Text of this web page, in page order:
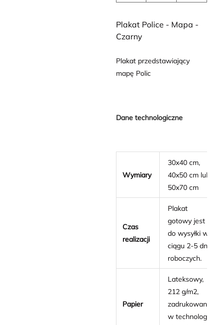
Plakat Police - Mapa -
Czarny
Plakat przedstawiający
mapę Polic
Dane technologiczne
Wymiary
30x40 cm,
40x50 cm lub
50x70 cm
Czas
realizacji
Plakat
gotowy jest
do wysyłki w
ciągu 2-5 dni
roboczych.
Papier
Lateksowy,
212 g/m2,
zadrukowany
w technologii